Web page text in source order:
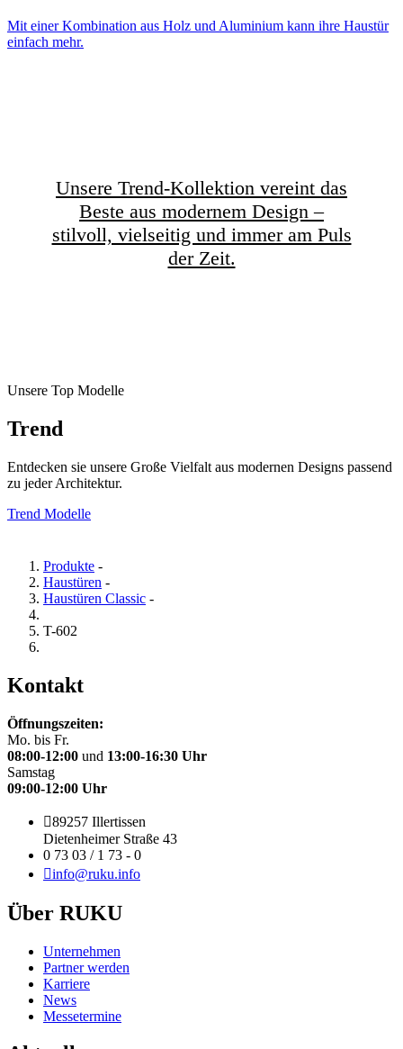
Mit einer Kombination aus Holz und Aluminium kann ihre Haustür
einfach mehr.
Unsere Trend-Kollektion vereint das
Beste aus modernem Design –
stilvoll, vielseitig und immer am Puls
der Zeit.
Unsere Top Modelle
Trend
Entdecken sie unsere Große Vielfalt aus modernen Designs passend
zu jeder Architektur.
Trend Modelle
Produkte -
Haustüren -
Haustüren Classic -
T-602
Kontakt
Öffnungszeiten:
Mo. bis Fr.
08:00-12:00 und 13:00-16:30 Uhr
Samstag
09:00-12:00 Uhr
89257 Illertissen
Dietenheimer Straße 43
0 73 03 / 1 73 - 0
info@ruku.info
Über RUKU
Unternehmen
Partner werden
Karriere
News
Messetermine